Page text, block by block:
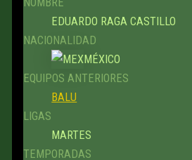
NOMBRE
EDUARDO RAGA CASTILLO
NACIONALIDAD
MÉXICO
EQUIPOS ANTERIORES
BALU
LIGAS
MARTES
TEMPORADAS